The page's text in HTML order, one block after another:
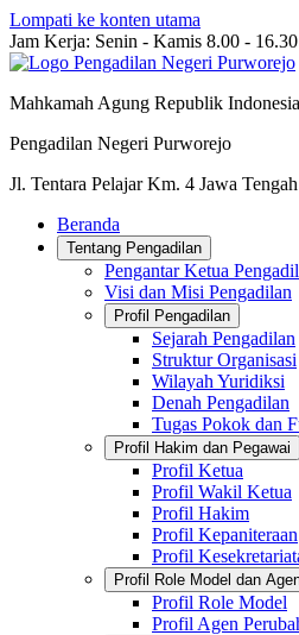
Lompati ke konten utama
Jam Kerja: Senin - Kamis 8.00 -
Mahkamah Agung Republik Indonesia
Pengadilan Negeri Purworejo
Jl. Tentara Pelajar Km. 4 Jawa Tengah
Beranda
Tentang Pengadilan
Pengantar Ketua
Visi dan Misi Pengadilan
Profil Pengadilan
Sejarah Pengadilan
Struktur Organisasi
Wilayah Yuridiksi
Denah Pengadilan
Tugas Pokok dan
Profil Hakim dan Pegawai
Profil Ketua
Profil Wakil Ketua
Profil Hakim
Profil Kepaniteraan
Profil
Profil Role Model dan
Profil Role Model
Profil Agen